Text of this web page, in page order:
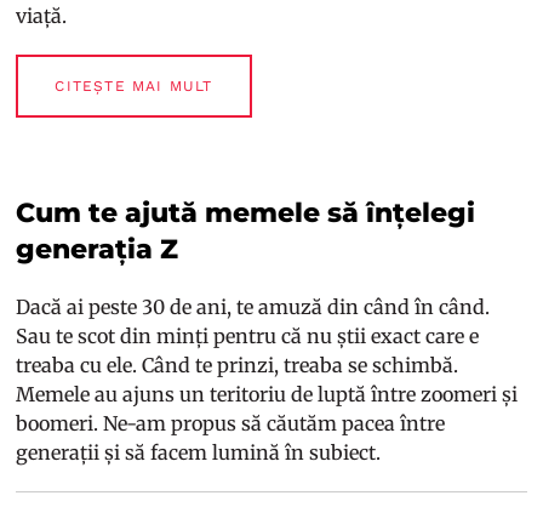
viață.
CITEȘTE MAI MULT
Cum te ajută memele să înțelegi
generația Z
Dacă ai peste 30 de ani, te amuză din când în când.
Sau te scot din minți pentru că nu știi exact care e
treaba cu ele. Când te prinzi, treaba se schimbă.
Memele au ajuns un teritoriu de luptă între zoomeri și
boomeri. Ne-am propus să căutăm pacea între
generații și să facem lumină în subiect.